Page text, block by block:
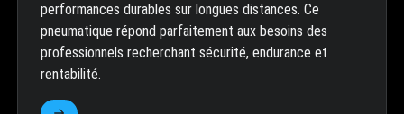
performances durables sur longues distances. Ce
pneumatique répond parfaitement aux besoins des
professionnels recherchant sécurité, endurance et
rentabilité.